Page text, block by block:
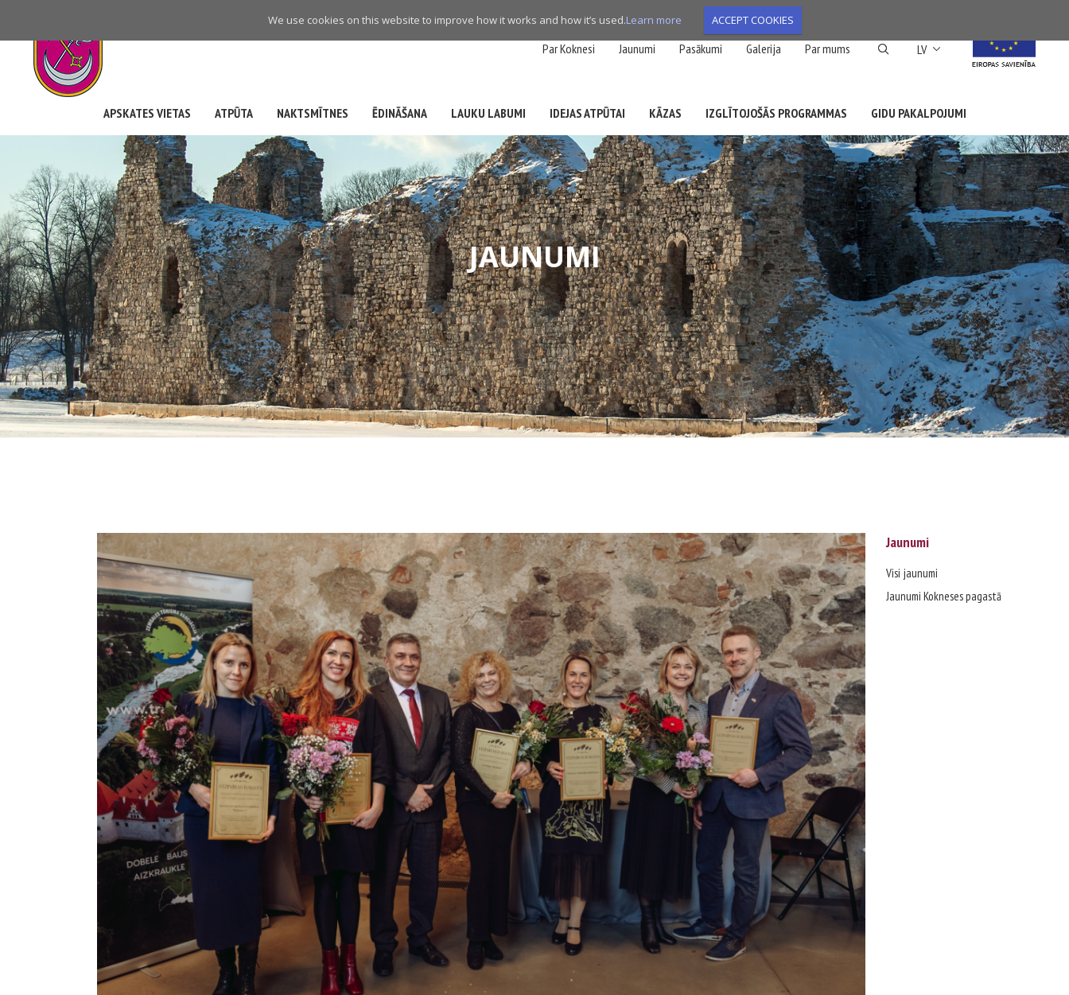
We use cookies on this website to improve how it works and how it’s used.Learn more ACCEPT COOKIES
navigation
LV List additional actions
Par Koknesi Jaunumi Pasākumi Galerija Par mums
APSKATES VIETAS ATPŪTA NAKTSMĪTNES ĒDINĀŠANA LAUKU LABUMI IDEJAS ATPŪTAI KĀZAS IZGLĪTOJOŠĀS PROGRAMMAS GIDU PAKALPOJUMI
JAUNUMI
Jaunumi
Visi jaunumi
Jaunumi Kokneses pagastā